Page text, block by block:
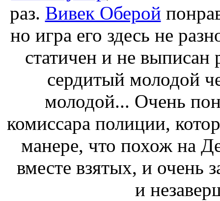
раз. Вивек Оберой
но игра его здесь не
статичен и не выписан
сердитый молодой
молодой... Очень
комиссара полиции,
манере, что похож на
вместе взятых, и очень
и